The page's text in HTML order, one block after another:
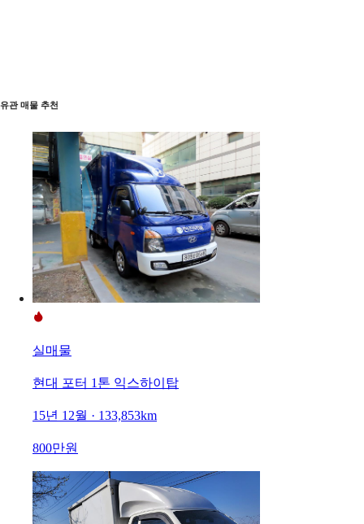
유관 매물 추천
실매물
현대 포터 1톤 익스하이탑
15년 12월 · 133,853km
800만원